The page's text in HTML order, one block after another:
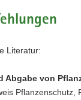
Literatur:
Abgabe von
Pflanzenschutz,